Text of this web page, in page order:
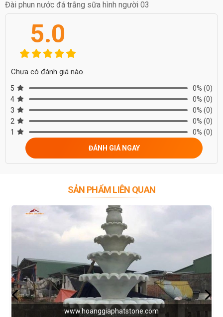
Đài phun nước đá trắng sữa hình người 03
5.0
Chưa có đánh giá nào.
5 0% (0)
4
0% (0)
3
0% (0)
2
0% (0)
1
0% (0)
ĐÁNH GIÁ NGAY
SẢN PHẨM LIÊN QUAN